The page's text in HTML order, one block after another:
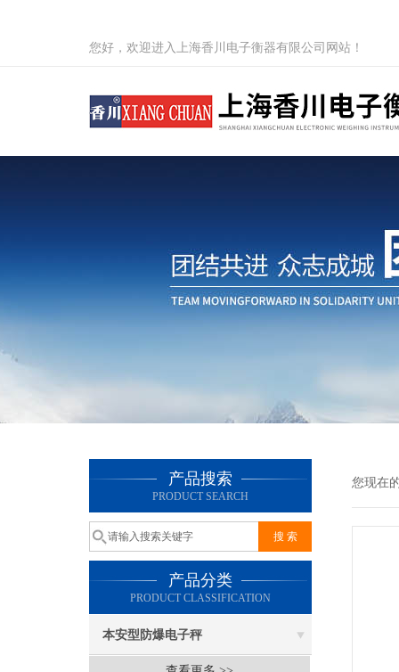
您好，欢迎进入上海香川电子衡器有限公司网站！
产品搜索
PRODUCT SEARCH
产品分类
PRODUCT CLASSIFICATION
本安型防爆电子秤
您现在